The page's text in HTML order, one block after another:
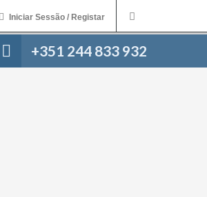
Iniciar Sessão / Registar
+351 244 833 932